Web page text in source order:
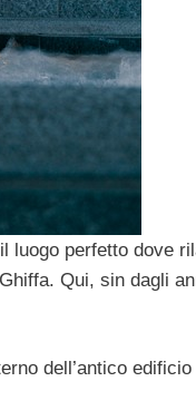
luogo perfetto dove
Qui, sin dagli
dell’antico